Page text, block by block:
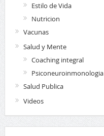
Estilo de Vida
Nutricion
Vacunas
Salud y Mente
Coaching integral
Psiconeuroinmonologia
Salud Publica
Videos